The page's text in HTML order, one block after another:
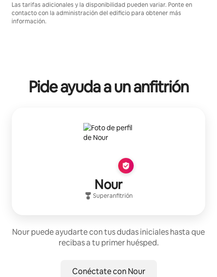
Las tarifas adicionales y la disponibilidad pueden variar. Ponte en
contacto con la administración del edificio para obtener más
información.
Pide ayuda a un anfitrión
Nour
Superanfitrión
Nour puede ayudarte con tus dudas iniciales hasta que
recibas a tu primer huésped.
Conéctate con Nour